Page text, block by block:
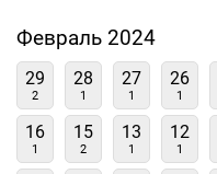
Февраль 2024
29
2
28
1
27
1
26
1
16
1
15
2
13
1
12
1